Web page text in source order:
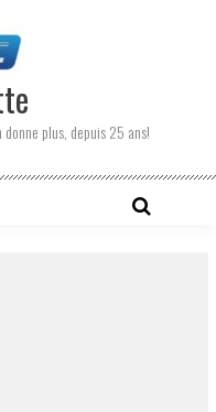
plus, depuis 25 ans!